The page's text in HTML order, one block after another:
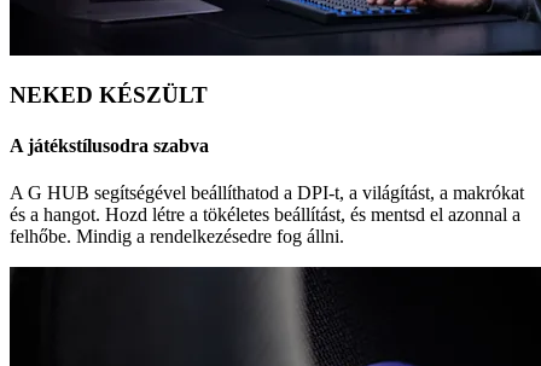
NEKED KÉSZÜLT
A játékstílusodra szabva
A G HUB segítségével beállíthatod a DPI-t, a világítást, a makrókat
és a hangot. Hozd létre a tökéletes beállítást, és mentsd el azonnal a
felhőbe. Mindig a rendelkezésedre fog állni.